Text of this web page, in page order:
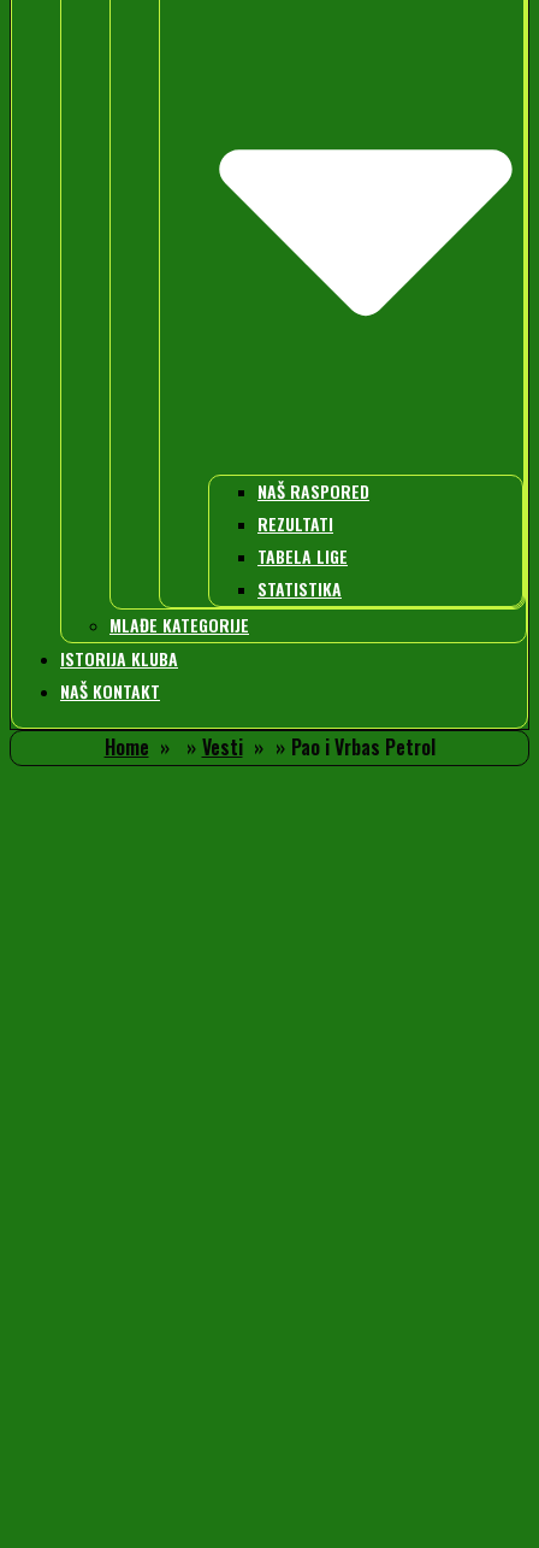
NAŠ RASPORED
REZULTATI
TABELA LIGE
STATISTIKA
MLAĐE KATEGORIJE
ISTORIJA KLUBA
NAŠ KONTAKT
Home Vesti Pao i Vrbas Petrol